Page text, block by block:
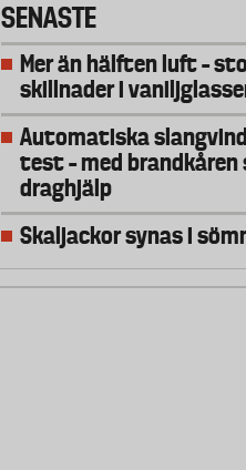
SENASTE
Mer än hälften luft –
skillnader i
Automatiska
test – med brandkåren
draghjälp
Skaljackor synas i